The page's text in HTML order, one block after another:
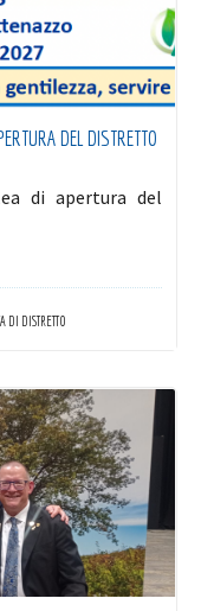
DEL DISTRETTO
di apertura del
DI DISTRETTO